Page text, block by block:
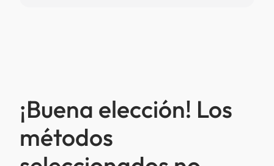
¡Buena elección! Los
métodos